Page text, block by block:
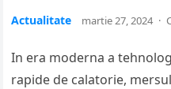
Actualitate martie 27, 2024 ·
In era moderna a
rapide de calatorie,